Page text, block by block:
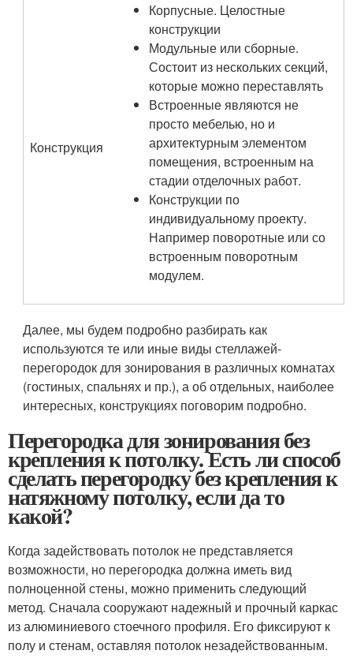
Конструкция
Корпусные. Целостные
конструкции
Модульные или сборные.
Состоит из нескольких секций,
которые можно переставлять
Встроенные являются не
просто мебелью, но и
архитектурным элементом
помещения, встроенным на
стадии отделочных работ.
Конструкции по
индивидуальному проекту.
Например поворотные или со
встроенным поворотным
модулем.
Далее, мы будем подробно разбирать как
используются те или иные виды стеллажей-
перегородок для зонирования в различных комнатах
(гостиных, спальнях и пр.), а об отдельных, наиболее
интересных, конструкциях поговорим подробно.
Перегородка для зонирования без
крепления к потолку. Есть ли способ
сделать перегородку без крепления к
натяжному потолку, если да то
какой?
Когда задействовать потолок не представляется
возможности, но перегородка должна иметь вид
полноценной стены, можно применить следующий
метод. Сначала сооружают надежный и прочный каркас
из алюминиевого стоечного профиля. Его фиксируют к
полу и стенам, оставляя потолок незадействованным.